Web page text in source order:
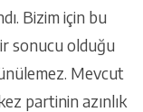
Bizim için bu
sonucu olduğu
Mevcut
partinin azınlık